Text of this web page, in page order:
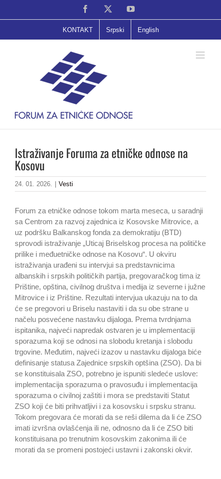
Facebook YouTube
KONTAKT Srpski English
Istraživanje Foruma za etničke odnose na
Kosovu
24. 01. 2026. Vesti
Forum za etničke odnose tokom marta meseca, u saradnji
sa Centrom za razvoj zajednica iz Kosovske Mitrovice, a
uz podršku Balkanskog fonda za demokratiju (BTD)
sprovodi istraživanje „Uticaj Briselskog procesa na političke
prilike i međuetničke odnose na Kosovu“. U okviru
istraživanja urađeni su intervjui sa predstavnicima
albanskih i srpskih političkih partija, pregovaračkog tima iz
Prištine, opština, civilnog društva i medija iz severne i južne
Mitrovice i iz Prištine. Rezultati intervjua ukazuju na to da
će se pregovori u Briselu nastaviti i da su obe strane u
načelu posvećene nastavku dijaloga. Prema tvrdnjama
ispitanika, najveći napredak ostvaren je u implementaciji
sporazuma koji se odnosi na slobodu kretanja i slobodu
trgovine. Međutim, najveći izazov u nastavku dijaloga biće
definisanje statusa Zajednice srpskih optšina (ZSO). Da bi
se konstituisala ZSO, potrebno je ispuniti sledeće uslove:
implementacija sporazuma o pravosuđu i implementacija
sporazuma o civilnoj zaštiti i mora se predstaviti Statut
ZSO koji će biti prihvatljivi i za kosovsku i srpsku stranu.
Tokom pregovara će morati da se reši dilema da li će ZSO
imati izvršna ovlašćenja ili ne, odnosno da li će ZSO biti
konstituisana po trenutnim kosovskim zakonima ili će
morati da se promeni postojeći ustavni i zakonski okvir.